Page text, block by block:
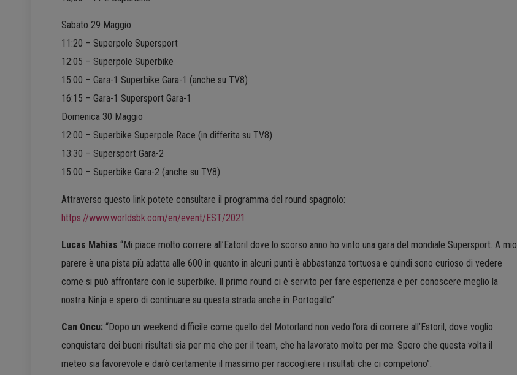
Sabato 29 Maggio
11:20 – Superpole Supersport
12:05 – Superpole Superbike
15:00 – Gara-1 Superbike Gara-1 (anche su TV8)
16:15 – Gara-1 Supersport Gara-1
Domenica 30 Maggio
12:00 – Superbike Superpole Race (in differita su TV8)
13:30 – Supersport Gara-2
15:00 – Superbike Gara-2 (anche su TV8)
Attraverso questo link potete consultare il programma del round spagnolo:
https://www.worldsbk.com/en/event/EST/2021
Lucas Mahias “Mi piace molto correre all’Eatoril dove lo scorso anno ho vinto una gara del mondiale Supersport. A mio
parere è una pista più adatta alle 600 in quanto in alcuni punti è abbastanza tortuosa e quindi sono curioso di vedere
come si può affrontare con le superbike. Il primo round ci è servito per fare esperienza e per conoscere meglio la
nostra Ninja e spero di continuare su questa strada anche in Portogallo”.
Can Oncu: “Dopo un weekend difficile come quello del Motorland non vedo l’ora di correre all’Estoril, dove voglio
conquistare dei buoni risultati sia per me che per il team, che ha lavorato molto per me. Spero che questa volta il
meteo sia favorevole e darò certamente il massimo per raccogliere i risultati che ci competono”.